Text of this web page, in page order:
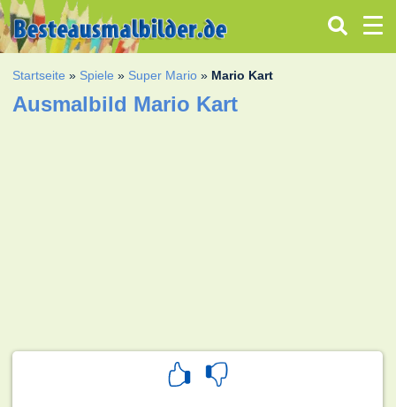
Startseite » Spiele » Super Mario » Mario Kart
Ausmalbild Mario Kart